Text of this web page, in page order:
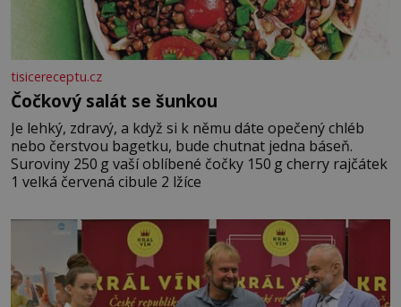
tisicereceptu.cz
Čočkový salát se šunkou
Je lehký, zdravý, a když si k němu dáte opečený chléb
nebo čerstvou bagetku, bude chutnat jedna báseň.
Suroviny 250 g vaší oblíbené čočky 150 g cherry rajčátek
1 velká červená cibule 2 lžíce